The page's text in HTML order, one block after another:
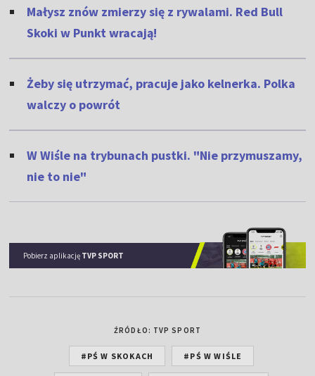
Małysz znów zmierzy się z rywalami. Red Bull
Skoki w Punkt wracają!
Żeby się utrzymać, pracuje jako kelnerka. Polka
walczy o powrót
W Wiśle na trybunach pustki. "Nie przymuszamy,
nie to nie"
Pobierz aplikację TVP SPORT
ŹRÓDŁO: TVP SPORT
#PŚ W SKOKACH #PŚ W WIŚLE